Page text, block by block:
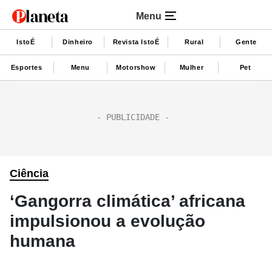
Menu
IstoÉ Dinheiro Revista IstoÉ Rural Gente
Esportes Menu Motorshow Mulher Pet
Ciência
‘Gangorra climática’ africana
impulsionou a evolução
humana